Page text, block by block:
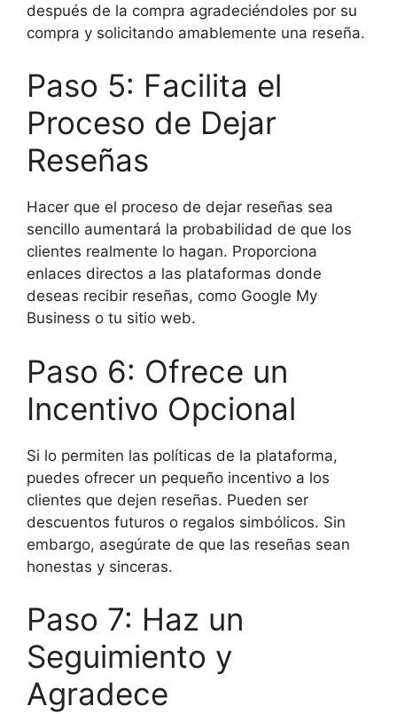
después de la compra agradeciéndoles por su
compra y solicitando amablemente una reseña.
Paso 5: Facilita el
Proceso de Dejar
Reseñas
Hacer que el proceso de dejar reseñas sea
sencillo aumentará la probabilidad de que los
clientes realmente lo hagan. Proporciona
enlaces directos a las plataformas donde
deseas recibir reseñas, como Google My
Business o tu sitio web.
Paso 6: Ofrece un
Incentivo Opcional
Si lo permiten las políticas de la plataforma,
puedes ofrecer un pequeño incentivo a los
clientes que dejen reseñas. Pueden ser
descuentos futuros o regalos simbólicos. Sin
embargo, asegúrate de que las reseñas sean
honestas y sinceras.
Paso 7: Haz un
Seguimiento y
Agradece